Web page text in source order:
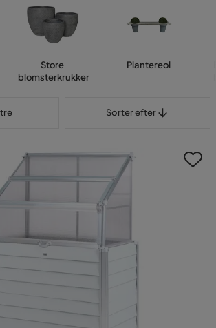
Store
blomsterkrukker
Plantereol
Sorter efter